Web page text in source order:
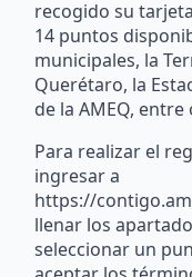
recogido su
14 puntos
municipales, la
Querétaro, la
de la AMEQ, entre
Para realizar el
ingresar a
https://
llenar los
seleccionar un